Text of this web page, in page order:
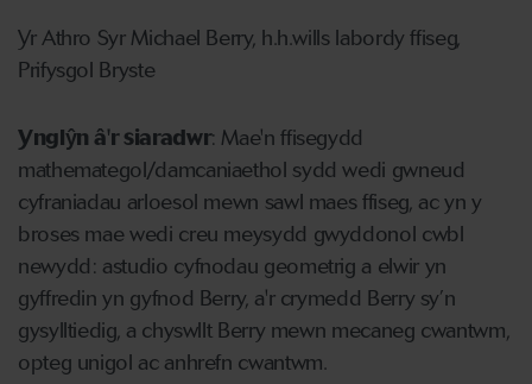
Yr Athro Syr Michael Berry, h.h.wills labordy ffiseg,
Prifysgol Bryste
Ynglŷn â'r siaradwr: Mae'n ffisegydd
mathemategol/damcaniaethol sydd wedi gwneud
cyfraniadau arloesol mewn sawl maes ffiseg, ac yn y
broses mae wedi creu meysydd gwyddonol cwbl
newydd: astudio cyfnodau geometrig a elwir yn
gyffredin yn gyfnod Berry, a'r crymedd Berry sy’n
gysylltiedig, a chyswllt Berry mewn mecaneg cwantwm,
opteg unigol ac anhrefn cwantwm.